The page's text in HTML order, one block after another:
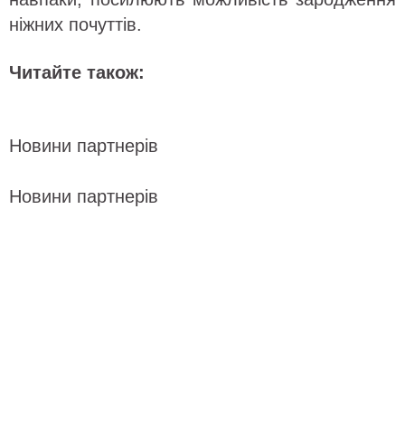
ніжних почуттів.
Читайте також:
Новини партнерів
Новини партнерів